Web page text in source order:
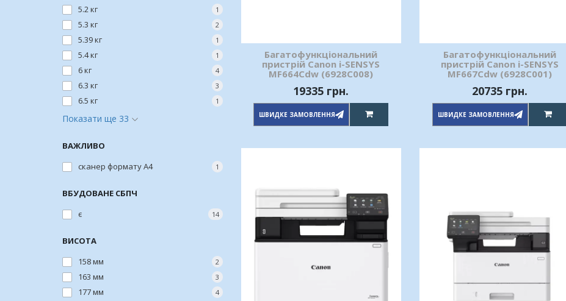
5.2 кг 1
5.3 кг 2
5.39 кг 1
5.4 кг 1
6 кг 4
6.3 кг 3
6.5 кг 1
Показати ще 33
ВАЖЛИВО
сканер формату А4
1
ВБУДОВАНЕ СБПЧ
є
14
ВИСОТА
158 мм
2
163 мм 3
177 мм 4
Багатофункціональний
пристрій Canon i-SENSYS
MF664Cdw (6928C008)
19335 грн.
ШВИДКЕ ЗАМОВЛЕННЯ
Багатофункціональний
пристрій Canon i-SENSYS
MF667Cdw (6928C001)
20735 грн.
ШВИДКЕ ЗАМОВЛЕННЯ